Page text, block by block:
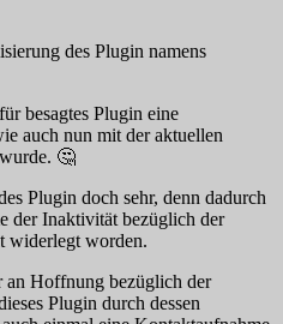
des Plugin namens
besagtes Plugin eine
auch nun mit der aktuellen
🤔
Plugin doch sehr, denn dadurch
der Inaktivität bezüglich der
widerlegt worden.
an Hoffnung bezüglich der
Plugin durch dessen